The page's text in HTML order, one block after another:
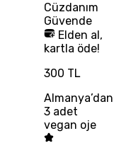
Cüzdanım
Güvende
Elden al,
kartla öde!
300 TL
Almanya’dan
3 adet
vegan oje